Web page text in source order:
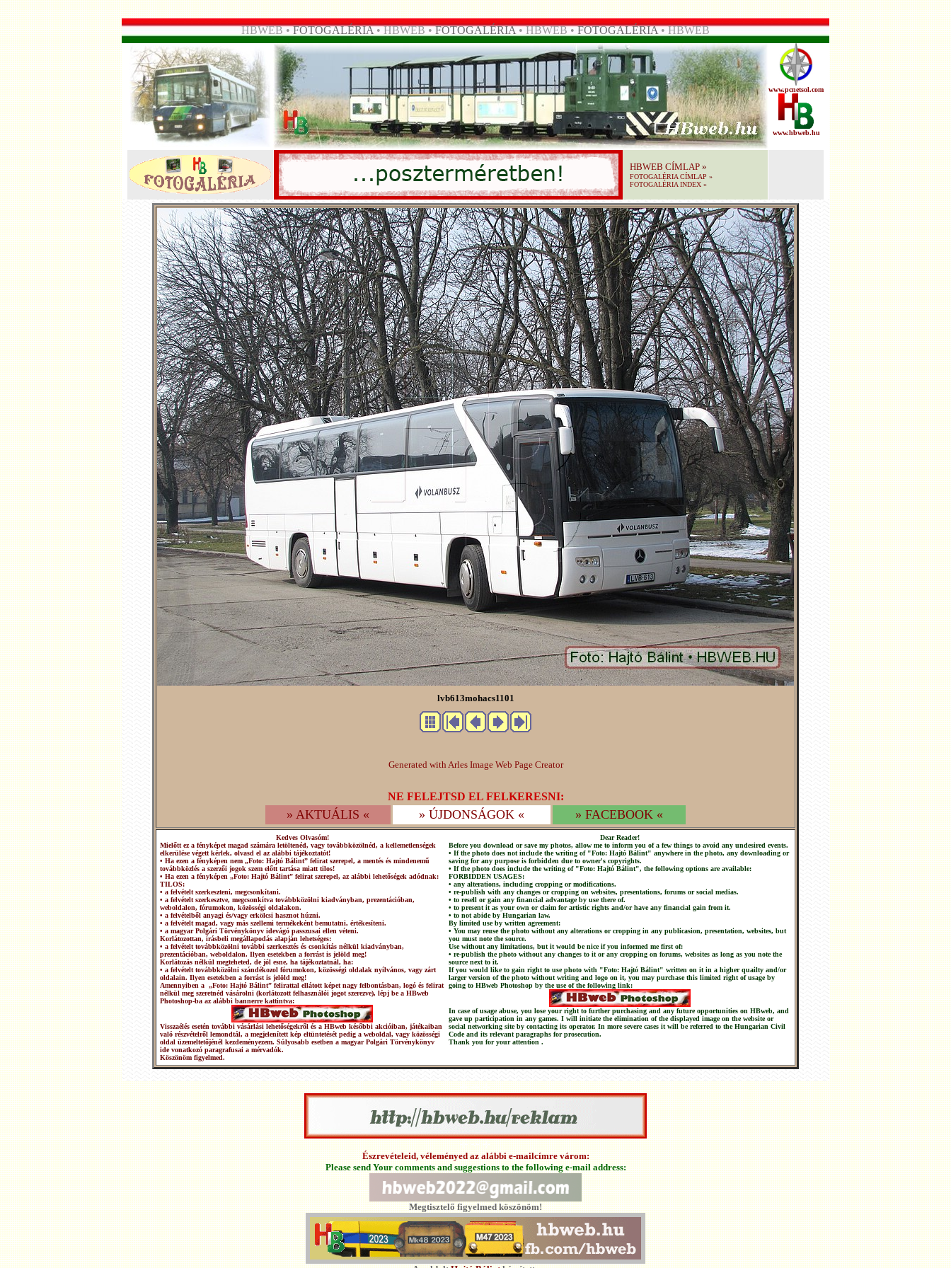
HBWEB •FOTOGALÉRIA• HBWEB •FOTOGALÉRIA• HBWEB •FOTOGALÉRIA• HBWEB
www.pcnetsol.com
www.hbweb.hu
HBWEB CÍMLAP »
FOTOGALÉRIA CÍMLAP »
FOTOGALÉRIA INDEX »
lvb613mohacs1101
Generated with Arles Image Web Page Creator
NE FELEJTSD EL FELKERESNI:
» AKTUÁLIS « » ÚJDONSÁGOK « » FACEBOOK «
Kedves Olvasóm!
Mielőtt ez a fényképet magad számára letöltenéd, vagy továbbközölnéd, a kellemetlenségek
elkerülése végett kérlek, olvasd el az alábbi tájékoztatót!
• Ha ezen a fényképen nem „Foto: Hajtó Bálint” felirat szerepel, a mentés és mindenemű
továbbközlés a szerzői jogok szem előtt tartása miatt tilos!
• Ha ezen a fényképen „Foto: Hajtó Bálint” felirat szerepel, az alábbi lehetőségek adódnak:
TILOS:
• a felvételt szerkeszteni, megcsonkítani.
• a felvételt szerkesztve, megcsonkítva továbbközölni kiadványban, prezentációban,
weboldalon, fórumokon, közösségi oldalakon.
• a felvételből anyagi és/vagy erkölcsi hasznot húzni.
• a felvételt magad, vagy más szellemi termékeként bemutatni, értékesíteni.
• a magyar Polgári Törvénykönyv idevágó passzusai ellen véteni.
Korlátozottan, írásbeli megállapodás alapján lehetséges:
• a felvételt továbbközölni további szerkesztés és csonkítás nélkül kiadványban,
prezentációban, weboldalon. Ilyen esetekben a forrást is jelöld meg!
Korlátozás nélkül megteheted, de jól esne, ha tájékoztatnál, ha:
• a felvételt továbbközölni szándékozol fórumokon, közösségi oldalak nyílvános, vagy zárt
oldalain. Ilyen esetekben a forrást is jelöld meg!
Amennyiben a „Foto: Hajtó Bálint” felirattal ellátott képet nagy felbontásban, logó és felirat
nélkül meg szeretnéd vásárolni (korlátozott felhasználói jogot szerezve), lépj be a HBweb
Photoshop-ba az alábbi bannerre kattintva:
Visszaélés esetén további vásárlási lehetőségekről és a HBweb későbbi akcióiban, játékaiban
való részvételről lemondtál, a megjelenített kép eltüntetését pedig a weboldal, vagy közösségi
oldal üzemeltetőjénél kezdeményezem. Súlyosabb esetben a magyar Polgári Törvénykönyv
ide vonatkozó paragrafusai a mérvadók.
Köszönöm figyelmed.
Dear Reader!
Before you download or save my photos, allow me to inform you of a few things to avoid any undesired events.
• If the photo does not include the writing of "Foto: Hajtó Bálint" anywhere in the photo, any downloading or
saving for any purpose is forbidden due to owner's copyrights.
• If the photo does include the writing of "Foto: Hajtó Bálint", the following options are available:
FORBIDDEN USAGES:
• any alterations, including cropping or modifications.
• re-publish with any changes or cropping on websites, presentations, forums or social medias.
• to resell or gain any financial advantage by use there of.
• to present it as your own or claim for artistic rights and/or have any financial gain from it.
• to not abide by Hungarian law.
By limited use by written agreement:
• You may reuse the photo without any alterations or cropping in any publicasion, presentation, websites, but
you must note the source.
Use without any limitations, but it would be nice if you informed me first of:
• re-publish the photo without any changes to it or any cropping on forums, websites as long as you note the
source next to it.
If you would like to gain right to use photo with "Foto: Hajtó Bálint" written on it in a higher quailty and/or
larger version of the photo without writing and logo on it, you may purchase this limited right of usage by
going to HBweb Photoshop by the use of the following link:
In case of usage abuse, you lose your right to further purchasing and any future opportunities on HBweb, and
gave up participation in any games. I will initiate the elimination of the displayed image on the website or
social networking site by contacting its operator. In more severe cases it will be referred to the Hungarian Civil
Code and its relevant paragraphs for prosecution.
Thank you for your attention .
Észrevételeid, véleményed az alábbi e-mailcímre várom:
Please send Your comments and suggestions to the following e-mail address:
Megtisztelő figyelmed köszönöm!